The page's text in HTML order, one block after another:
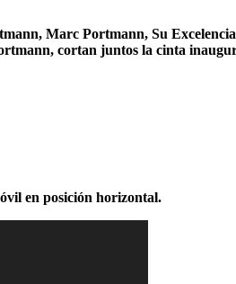
Marc Portmann, Su
cortan juntos la cinta
en posición horizontal.